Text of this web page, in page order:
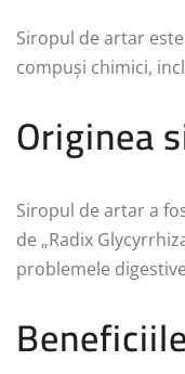
Siropul de artar
compuși chimici,
Originea
Siropul de artar a
de „Radix
problemele